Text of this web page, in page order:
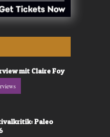
mit Claire Foy
Paleo